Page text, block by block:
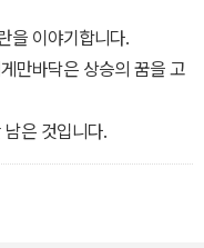
문도번역해서 실었습니
지도 모릅니다.
입니다.
을 이야기합니다.
만바닥은 상승의 꿈을 고
은 것입니다.